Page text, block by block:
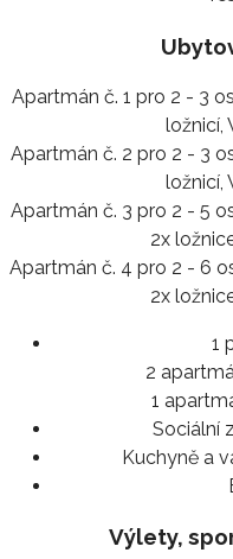
Apartmán č. 1 pro 2 - 3
ložnicí,
Apartmán č. 2 pro 2 - 3
ložnicí,
Apartmán č. 3 pro 2 - 5
2x
Apartmán č. 4 pro 2 - 6
2x
1
2
1
Sociální
Kuchyně a
Výlety,